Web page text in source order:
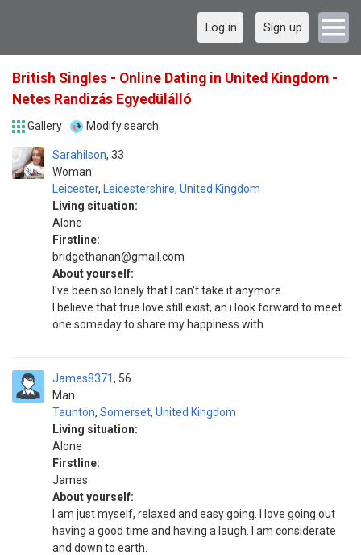
Log in Sign up
British Singles - Online Dating in United Kingdom -
Netes Randizás Egyedülálló
Gallery Modify search
Sarahilson
Woman
33
Leicester, Leicestershire, United Kingdom
Living situation:
Alone
Firstline:
bridgethanan@gmail.com
About yourself:
I've been so lonely that I can't take it anymore
I believe that true love still exist, an i look forward to meet
one someday to share my happiness with
James8371
Man
56
Taunton, Somerset, United Kingdom
Living situation:
Alone
Firstline:
James
About yourself:
I am just myself, relaxed and easy going. I love going out
having a good time and having a laugh. I am considerate
and down to earth.